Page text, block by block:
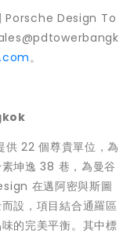
Porsche Design To
。
22 個尊貴單位，為
坤逸 38 巷，為曼谷
在邁阿密與斯圖
設，項目結合通羅區
的完美平衡。其中標